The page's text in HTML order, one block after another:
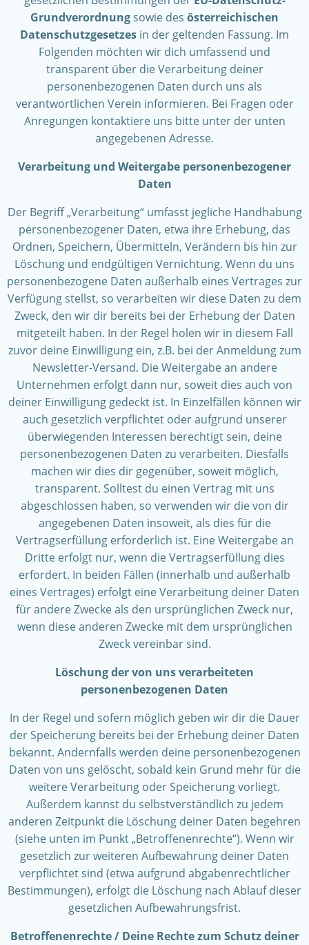
Grundverordnungsowie des österreichischen
Datenschutzgesetzes in der geltenden Fassung. Im
Folgenden möchten wir dich umfassend und
transparent über die Verarbeitung deiner
personenbezogenen Daten durch uns als
verantwortlichen Verein informieren. Bei Fragen oder
Anregungen kontaktiere uns bitte unter der unten
angegebenen Adresse.
Verarbeitung und Weitergabe personenbezogener
Daten
Der Begriff „Verarbeitung“ umfasst jegliche Handhabung
personenbezogener Daten, etwa ihre Erhebung, das
Ordnen, Speichern, Übermitteln, Verändern bis hin zur
Löschung und endgültigen Vernichtung. Wenn du uns
personenbezogene Daten außerhalb eines Vertrages zur
Verfügung stellst, so verarbeiten wir diese Daten zu dem
Zweck, den wir dir bereits bei der Erhebung der Daten
mitgeteilt haben. In der Regel holen wir in diesem Fall
zuvor deine Einwilligung ein, z.B. bei der Anmeldung zum
Newsletter-Versand. Die Weitergabe an andere
Unternehmen erfolgt dann nur, soweit dies auch von
deiner Einwilligung gedeckt ist. In Einzelfällen können wir
auch gesetzlich verpflichtet oder aufgrund unserer
überwiegenden Interessen berechtigt sein, deine
personenbezogenen Daten zu verarbeiten. Diesfalls
machen wir dies dir gegenüber, soweit möglich,
transparent. Solltest du einen Vertrag mit uns
abgeschlossen haben, so verwenden wir die von dir
angegebenen Daten insoweit, als dies für die
Vertragserfüllung erforderlich ist. Eine Weitergabe an
Dritte erfolgt nur, wenn die Vertragserfüllung dies
erfordert. In beiden Fällen (innerhalb und außerhalb
eines Vertrages) erfolgt eine Verarbeitung deiner Daten
für andere Zwecke als den ursprünglichen Zweck nur,
wenn diese anderen Zwecke mit dem ursprünglichen
Zweck vereinbar sind.
Löschung der von uns verarbeiteten
personenbezogenen Daten
In der Regel und sofern möglich geben wir dir die Dauer
der Speicherung bereits bei der Erhebung deiner Daten
bekannt. Andernfalls werden deine personenbezogenen
Daten von uns gelöscht, sobald kein Grund mehr für die
weitere Verarbeitung oder Speicherung vorliegt.
Außerdem kannst du selbstverständlich zu jedem
anderen Zeitpunkt die Löschung deiner Daten begehren
(siehe unten im Punkt „Betroffenenrechte“). Wenn wir
gesetzlich zur weiteren Aufbewahrung deiner Daten
verpflichtet sind (etwa aufgrund abgabenrechtlicher
Bestimmungen), erfolgt die Löschung nach Ablauf dieser
gesetzlichen Aufbewahrungsfrist.
Betroffenenrechte / Deine Rechte zum Schutz deiner